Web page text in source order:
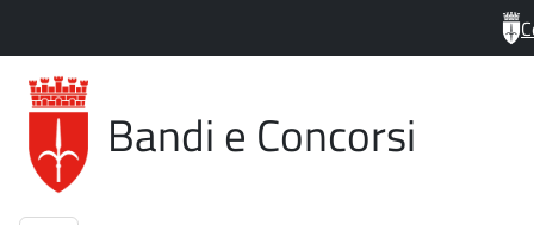
Bandi e Concorsi